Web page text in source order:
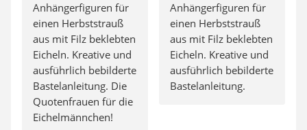
Anhängerfiguren für
einen Herbststrauß
aus mit Filz beklebten
Eicheln. Kreative und
ausführlich bebilderte
Bastelanleitung. Die
Quotenfrauen für die
Eichelmännchen!
Anhängerfiguren für
einen Herbststrauß
aus mit Filz beklebten
Eicheln. Kreative und
ausführlich bebilderte
Bastelanleitung.